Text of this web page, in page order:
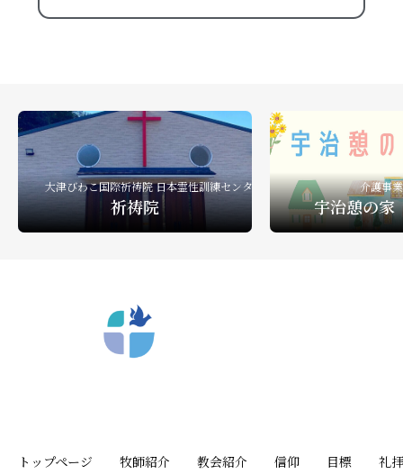
お知らせ・ミッションダイアリー
礼拝ビデオ NPO活動
大津びわこ国際祈祷院 日本霊性訓練センター
祈祷院
介護事
宇治憩の
トップページ 牧師紹介 教会紹介 信仰 目標 礼